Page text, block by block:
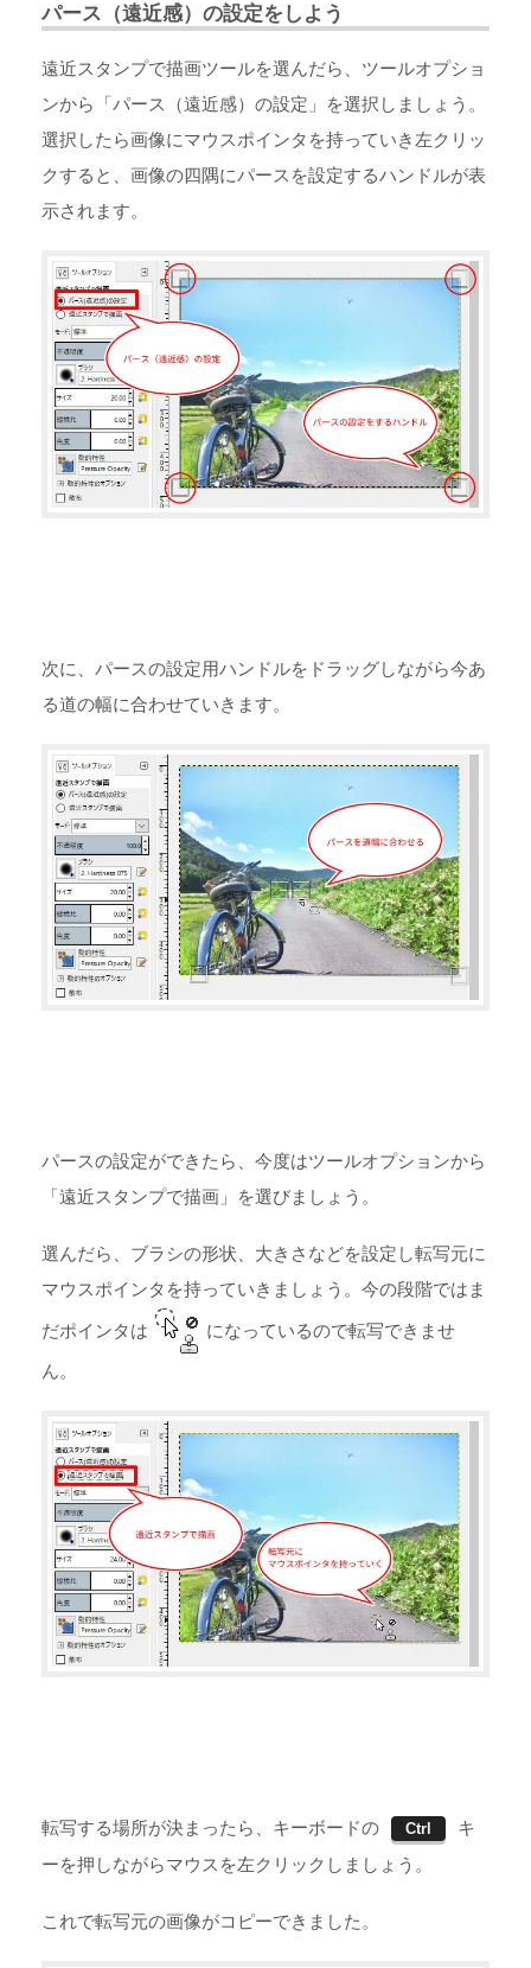
パース（遠近感）の設定をしよう
遠近スタンプで描画ツールを選んだら、ツールオプショ
ンから「パース（遠近感）の設定」を選択しましょう。
選択したら画像にマウスポインタを持っていき左クリッ
クすると、画像の四隅にパースを設定するハンドルが表
示されます。
次に、パースの設定用ハンドルをドラッグしながら今あ
る道の幅に合わせていきます。
パースの設定ができたら、今度はツールオプションから
「遠近スタンプで描画」を選びましょう。
選んだら、ブラシの形状、大きさなどを設定し転写元に
マウスポインタを持っていきましょう。今の段階ではま
だポインタは
になっているので転写できませ
ん。
転写する場所が決まったら、キーボードの Ctrl
キ
ーを押しながらマウスを左クリックしましょう。
これで転写元の画像がコピーできました。